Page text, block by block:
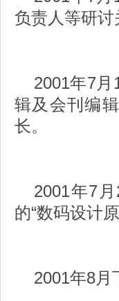
负责人等研
2001年7
辑及会刊编
长。
2001年7
的“数码设计
2001年8月